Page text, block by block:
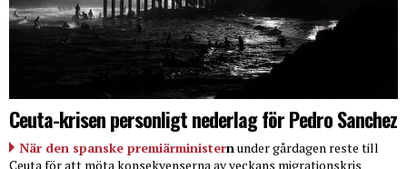
Ceuta-krisen personligt nederlag för Pedro Sanchez
När den spanske premiärministernunder gårdagen reste till
Ceuta för att möta konsekvenserna av veckans migrationskris